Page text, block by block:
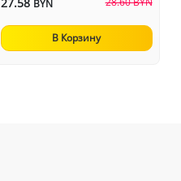
BYN
В Корзину